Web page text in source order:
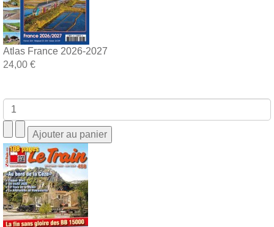
Atlas France 2026-2027
24,00 €